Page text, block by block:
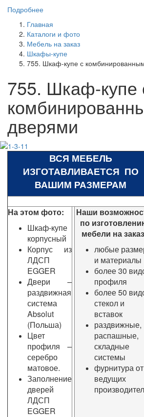
Подробнее
Главная
Каталоги и фото
Мебель на заказ
Шкафы-купе
755. Шкаф-купе с
755. Шкаф-купе
дверями
ВСЯ МЕБЕЛЬ
ИЗГОТАВЛИВАЕТСЯ ПО
ВАШИМ РАЗМЕРАМ
На этом фото:
Шкаф-купе
корпусный
Корпус из
ЛДСП
EGGER
Двери –
раздвижная
система
Absolut
(Польша)
Цвет
профиля –
серебро
матовое.
Заполнение
дверей
ЛДСП
EGGER
Наши
по
мебели на
любые
и материалы
более 30
профиля
более 50
стекол и
вставок
раздвижные,
распашные,
складные
системы
фурнитура от
ведущих